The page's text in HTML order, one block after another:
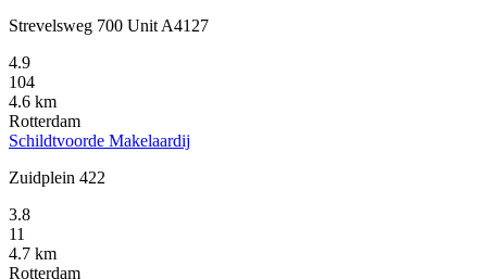
Strevelsweg 700 Unit A4127
4.9
104
4.6 km
Rotterdam
Schildtvoorde Makelaardij
Zuidplein 422
3.8
11
4.7 km
Rotterdam